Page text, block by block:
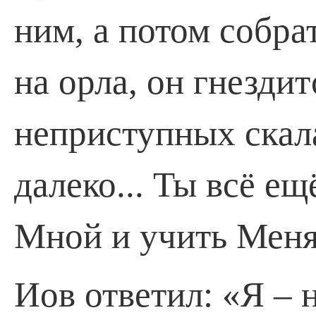
ним, а потом
на орла, он
неприступных
далеко... Ты всё
Мной и учить
Иов ответил: «Я –